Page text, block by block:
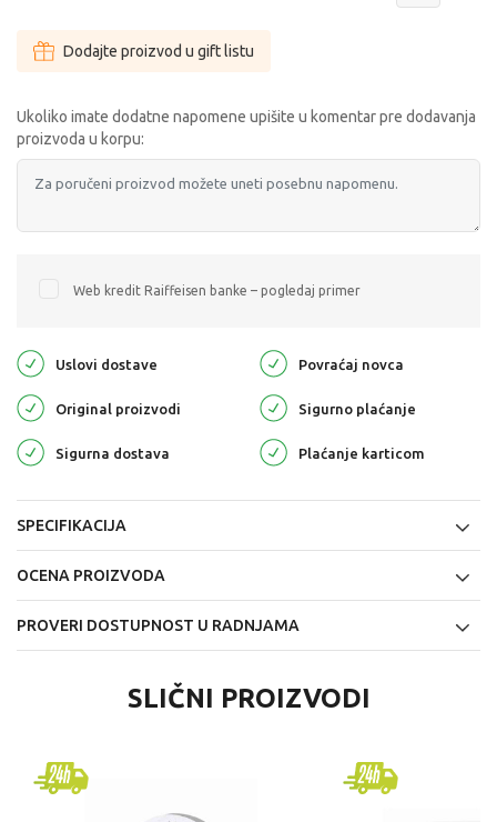
Dodajte proizvod u gift listu
Ukoliko imate dodatne napomene upišite u komentar pre dodavanja
proizvoda u korpu:
Web kredit Raiffeisen banke – pogledaj primer
Uslovi dostave Povraćaj novca
Original proizvodi Sigurno plaćanje
Sigurna dostava Plaćanje karticom
SPECIFIKACIJA
OCENA PROIZVODA
PROVERI DOSTUPNOST U RADNJAMA
SLIČNI PROIZVODI